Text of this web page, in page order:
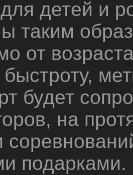
детей и
таким
от
быстроту,
будет
на
подарками.